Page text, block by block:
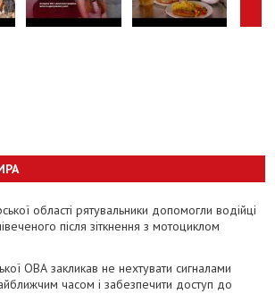
області рятувальники допомогли водійці
після зіткнення з мотоциклом
ОВА закликав не нехтувати сигналами
часом і забезпечити доступ до